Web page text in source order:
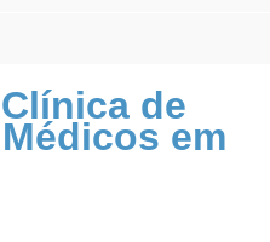
de
em